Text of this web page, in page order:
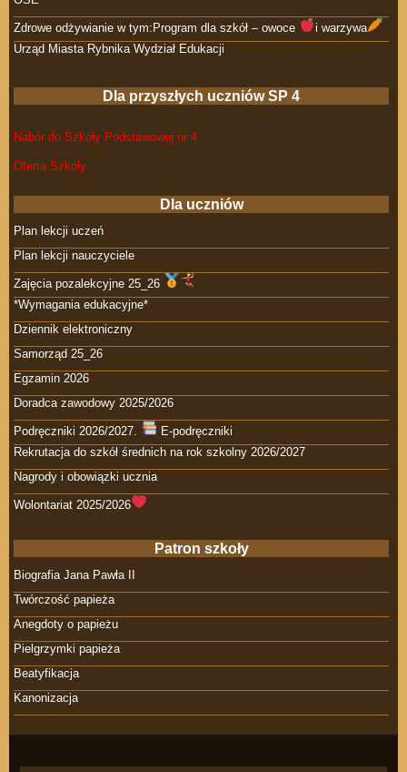
Zdrowe odżywianie w tym:Program dla szkół – owoce
i warzywa
Urząd Miasta Rybnika Wydział Edukacji
Dla przyszłych uczniów SP 4
Nabór do Szkoły Podstawowej nr 4
Oferta Szkoły
Dla uczniów
Plan lekcji uczeń
Plan lekcji nauczyciele
Zajęcia pozalekcyjne 25_26
*Wymagania edukacyjne*
Dziennik elektroniczny
Samorząd 25_26
Egzamin 2026
Doradca zawodowy 2025/2026
Podręczniki 2026/2027.
E-podręczniki
Rekrutacja do szkół średnich na rok szkolny 2026/2027
Nagrody i obowiązki ucznia
Wolontariat 2025/2026
Patron szkoły
Biografia Jana Pawła II
Twórczość papieża
Anegdoty o papieżu
Pielgrzymki papieża
Beatyfikacja
Kanonizacja